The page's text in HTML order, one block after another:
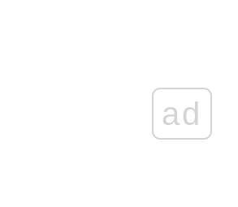
ad